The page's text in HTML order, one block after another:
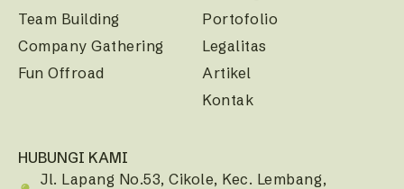
Team Building
Company Gathering
Fun Offroad
Portofolio
Legalitas
Artikel
Kontak
HUBUNGI KAMI
Jl. Lapang No.53, Cikole, Kec. Lembang,